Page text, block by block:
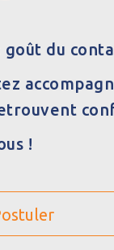
goût du
!